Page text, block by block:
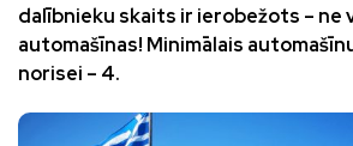
dalībnieku skaits ir ierobežots – ne
automašīnas! Minimālais
norisei – 4.